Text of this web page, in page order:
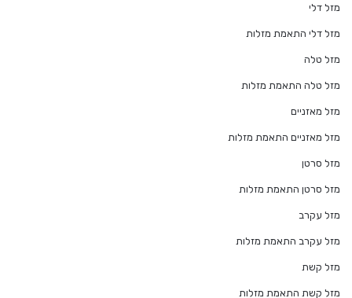
מזל דלי
מזל דלי התאמת מזלות
מזל טלה
מזל טלה התאמת מזלות
מזל מאזניים
מזל מאזניים התאמת מזלות
מזל סרטן
מזל סרטן התאמת מזלות
מזל עקרב
מזל עקרב התאמת מזלות
מזל קשת
מזל קשת התאמת מזלות